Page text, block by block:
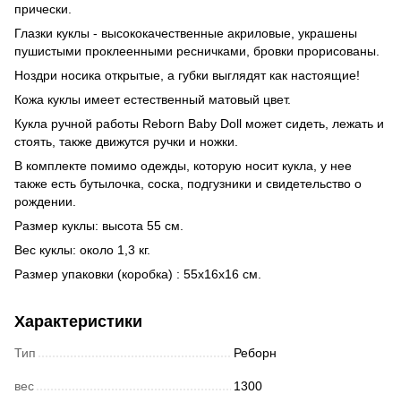
прически.
Глазки куклы - высококачественные акриловые, украшены
пушистыми проклеенными ресничками, бровки прорисованы.
Ноздри носика открытые, а губки выглядят как настоящие!
Кожа куклы имеет естественный матовый цвет.
Кукла ручной работы Reborn Baby Doll может сидеть, лежать и
стоять, также движутся ручки и ножки.
В комплекте помимо одежды, которую носит кукла, у нее
также есть бутылочка, соска, подгузники и свидетельство о
рождении.
Размер куклы: высота 55 см.
Вес куклы: около 1,3 кг.
Размер упаковки (коробка) : 55x16x16 см.
Характеристики
Тип Реборн
вес 1300